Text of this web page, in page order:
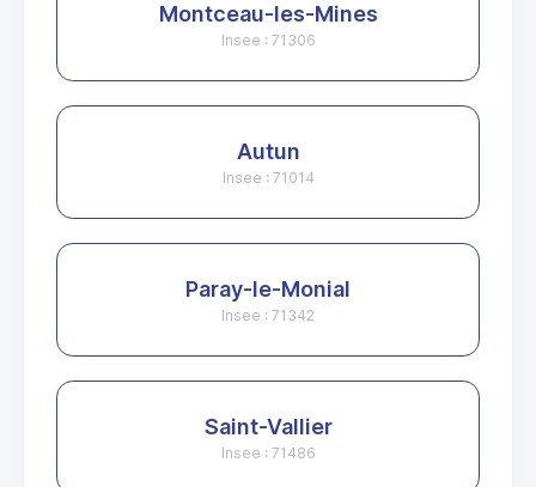
Montceau-les-Mines
Insee : 71306
Autun
Insee : 71014
Paray-le-Monial
Insee : 71342
Saint-Vallier
Insee : 71486